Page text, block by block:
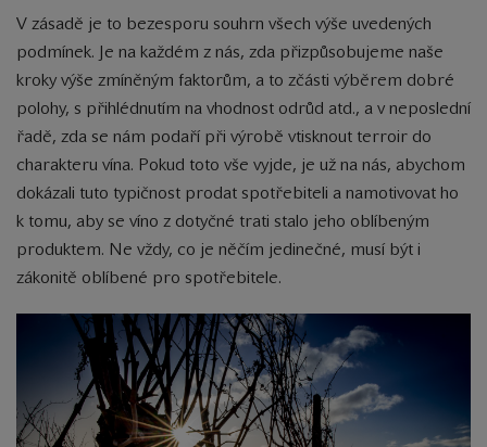
V zásadě je to bezesporu souhrn všech výše uvedených
podmínek. Je na každém z nás, zda přizpůsobujeme naše
kroky výše zmíněným faktorům, a to zčásti výběrem dobré
polohy, s přihlédnutím na vhodnost odrůd atd., a v neposlední
řadě, zda se nám podaří při výrobě vtisknout terroir do
charakteru vína. Pokud toto vše vyjde, je už na nás, abychom
dokázali tuto typičnost prodat spotřebiteli a namotivovat ho
k tomu, aby se víno z dotyčné trati stalo jeho oblíbeným
produktem. Ne vždy, co je něčím jedinečné, musí být i
zákonitě oblíbené pro spotřebitele.